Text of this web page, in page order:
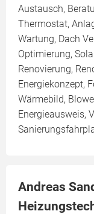
Austausch,
Thermostat,
Wartung, Dach
Optimierung,
Renovierung,
Energiekonzept,
Wärmebild,
Energieausweis,
Andreas